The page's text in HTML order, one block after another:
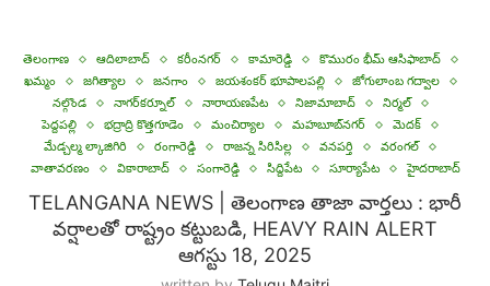
తెలంగాణ ఆదిలాబాద్ కరీంనగర్ కామారెడ్డి
కొమురం భీమ్ ఆసిఫాబాద్
ఖమ్మం
జగిత్యాల జనగాం జయశంకర్ భూపాలపల్లి
జోగులాంబ గద్వాల
నల్గొండ
నాగర్‌కర్నూల్ నారాయణపేట నిజామాబాద్
నిర్మల్
పెద్దపల్లి
భద్రాద్రి కొత్తగూడెం మంచిర్యాల మహబూబ్‌నగర్
మెదక్
మేడ్చల్మ ల్కాజిగిరి
రంగారెడ్డి రాజన్న సిరిసిల్ల వనపర్తి
వరంగల్
వాతావరణం
వికారాబాద్ సంగారెడ్డి సిద్దిపేట సూర్యాపేట హైదరాబాద్
TELANGANA NEWS | తెలంగాణ తాజా వార్తలు : భారీ
వర్షాలతో రాష్ట్రం కట్టుబడి, HEAVY RAIN ALERT
ఆగస్టు 18, 2025